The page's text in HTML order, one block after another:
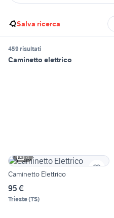
Salva ricerca
459 risultati
Caminetto elettrico
4
Caminetto Elettrico
95 €
Trieste(TS)